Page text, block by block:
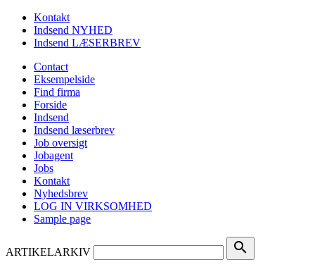
Kontakt
Indsend NYHED
Indsend LÆSERBREV
Contact
Eksempelside
Find firma
Forside
Indsend
Indsend læserbrev
Job oversigt
Jobagent
Jobs
Kontakt
Nyhedsbrev
LOG IN VIRKSOMHED
Sample page
ARTIKELARKIV search